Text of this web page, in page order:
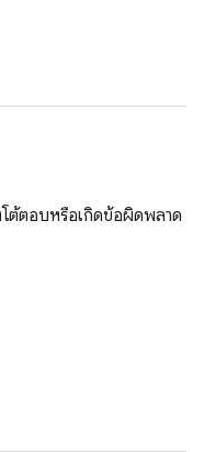
ต้ตอบหรือเกิดข้อผิดพลาด